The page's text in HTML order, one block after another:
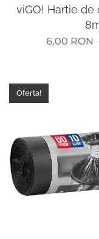
viGO! Hartie
6,00 RON
Oferta!